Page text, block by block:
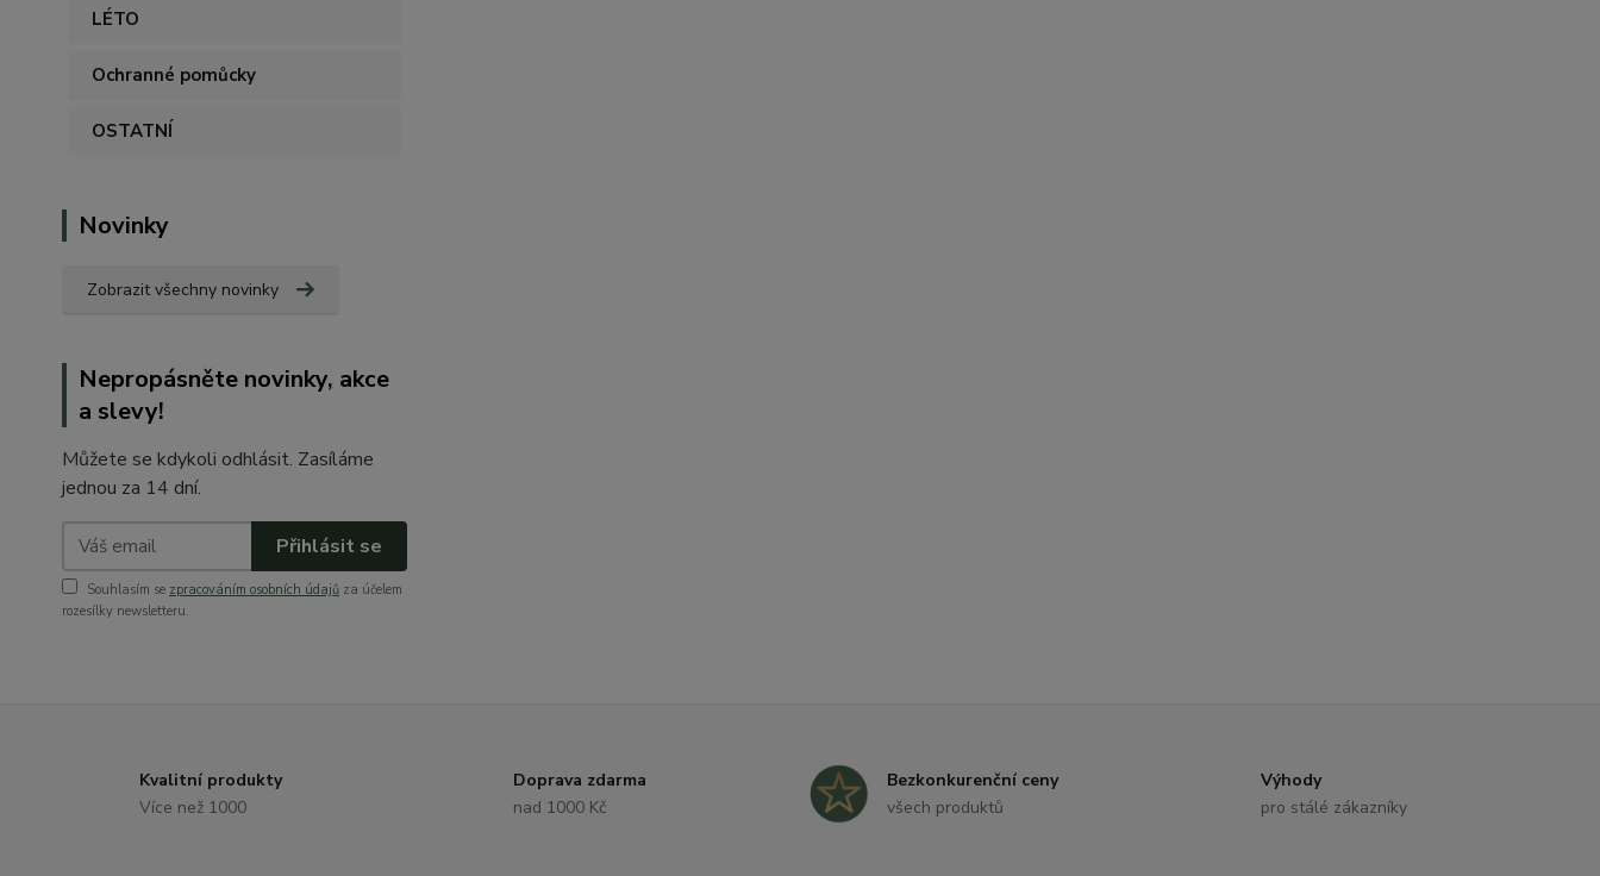
LÉTO
Ochranné pomůcky
OSTATNÍ
Novinky
Zobrazit všechny novinky
Nepropásněte novinky, akce
a slevy!
Můžete se kdykoli odhlásit. Zasíláme
jednou za 14 dní.
Přihlásit se
Souhlasím se zpracováním osobních údajů za účelem
rozesílky newsletteru.
Kvalitní produkty
Více než 1000
Doprava zdarma
nad 1000 Kč
Bezkonkurenční ceny
všech produktů
Výhody
pro stálé zákazníky